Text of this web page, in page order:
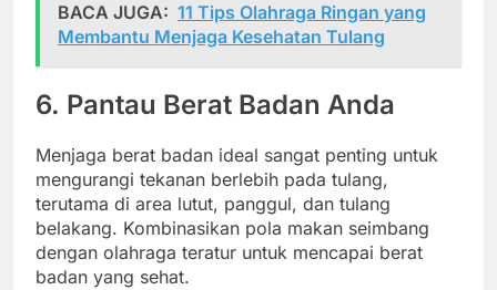
BACA JUGA: 11 Tips Olahraga Ringan yang
Membantu Menjaga Kesehatan Tulang
6. Pantau Berat Badan Anda
Menjaga berat badan ideal sangat penting untuk
mengurangi tekanan berlebih pada tulang,
terutama di area lutut, panggul, dan tulang
belakang. Kombinasikan pola makan seimbang
dengan olahraga teratur untuk mencapai berat
badan yang sehat.